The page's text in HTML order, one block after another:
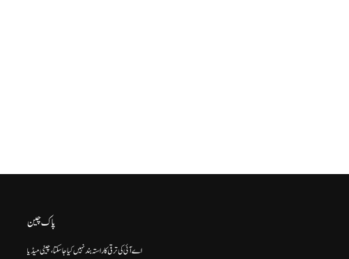
پاک چین
اے آئی کی ترقی کا راستہ بند نہیں کیا جا سکتا، چینی میڈیا